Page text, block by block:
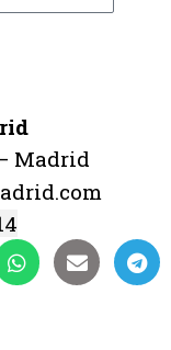
Madrid